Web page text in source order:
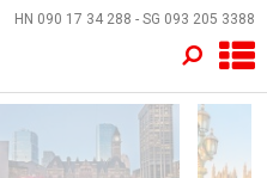
HN 090 17 34 288 - SG 093 205 3388
×